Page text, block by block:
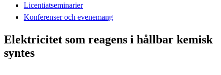
Licentiatseminarier
Konferenser och evenemang
Elektricitet som reagens i hållbar kemisk
syntes